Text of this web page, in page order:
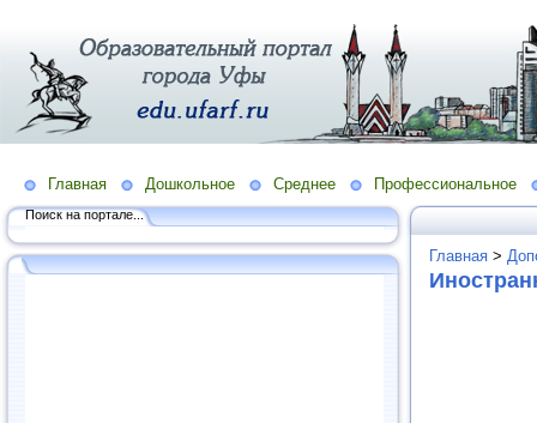
Главная Дошкольное Среднее Профессиональное
Поиск на портале...
Главная >